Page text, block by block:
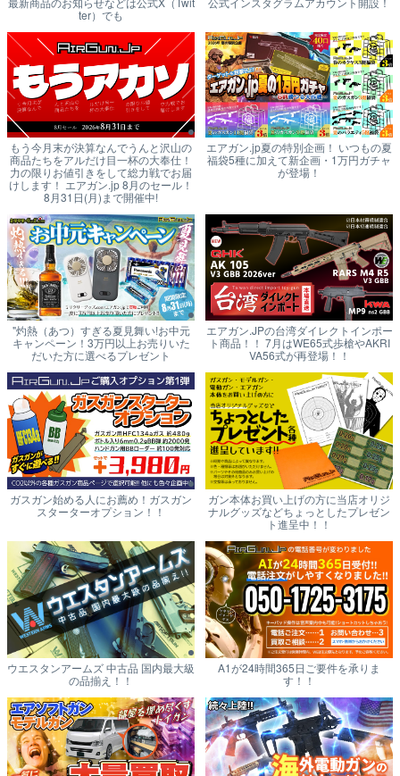
ter）でも
もう今月末が決算なんでうんと沢山の
商品たちをアルだけ目一杯の大奉仕！
力の限りお値引きをして総力戦でお届
けします！ エアガン.jp 8月のセール！
8月31日(月)まで開催中!
エアガン.jp夏の特別企画！ いつもの夏
福袋5種に加えて新企画・1万円ガチャ
が登場！
"灼熱（あつ）すぎる夏見舞い!お中元
キャンペーン！3万円以上お売りいた
だいた方に選べるプレゼント
エアガン.JPの台湾ダイレクトインポー
ト商品！！ 7月はWE65式歩槍やAKRI
VA56式が再登場！！
ガスガン始める人にお薦め！ガスガン
スターターオプション！！
ガン本体お買い上げの方に当店オリジ
ナルグッズなどちょっとしたプレゼン
ト進呈中！！
ウエスタンアームズ 中古品 国内最大級
の品揃え！！
A1が24時間365日ご要件を承りま
す！！